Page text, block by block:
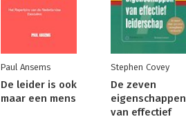
Paul Ansems
De leider is ook
maar een mens
Stephen Covey
De zeven
eigenschappen
van effectief